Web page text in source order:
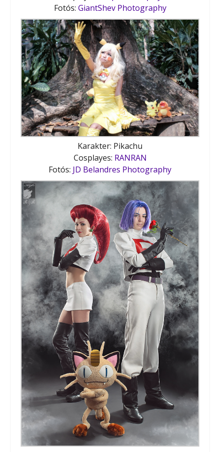
Fotós: GiantShev Photography
Karakter: Pikachu
Cosplayes: RANRAN
Fotós: JD Belandres Photography